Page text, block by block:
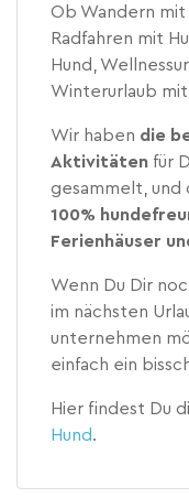
Ob Wandern mit
Radfahren mit
Hund,
Winterurlaub mit
Wir haben die
Aktivitäten für
gesammelt, und
100%
Ferienhäuser
Wenn Du Dir
im nächsten
unternehmen
einfach ein
Hier findest Du
Hund.